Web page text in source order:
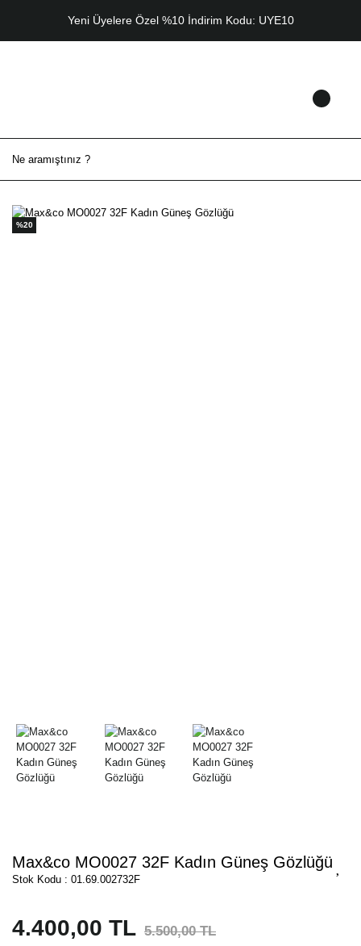
Yeni Üyelere Özel %10 İndirim Kodu: UYE10
%20
Max&co MO0027 32F Kadın Güneş Gözlüğü
Stok Kodu : 01.69.002732F
4.400,00 TL 5.500,00 TL